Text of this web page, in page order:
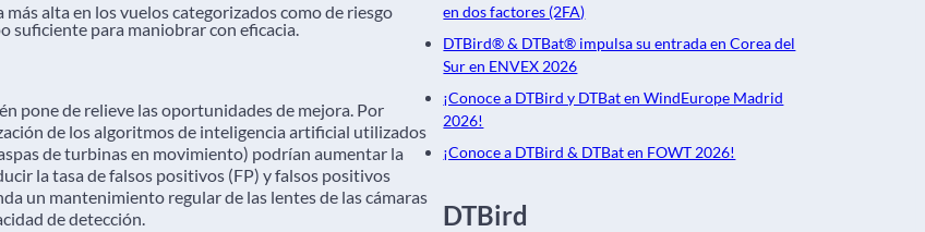
alta en los vuelos categorizados como de riesgo
suficiente para maniobrar con eficacia.
pone de relieve las oportunidades de mejora. Por
de los algoritmos de inteligencia artificial utilizados
de turbinas en movimiento) podrían aumentar la
la tasa de falsos positivos (FP) y falsos positivos
un mantenimiento regular de las lentes de las cámaras
de detección.
en dos factores (2FA)
DTBird® & DTBat® impulsa su entrada en Corea del
Sur en ENVEX 2026
¡Conoce a DTBird y DTBat en WindEurope Madrid
2026!
¡Conoce a DTBird & DTBat en FOWT 2026!
DTBird